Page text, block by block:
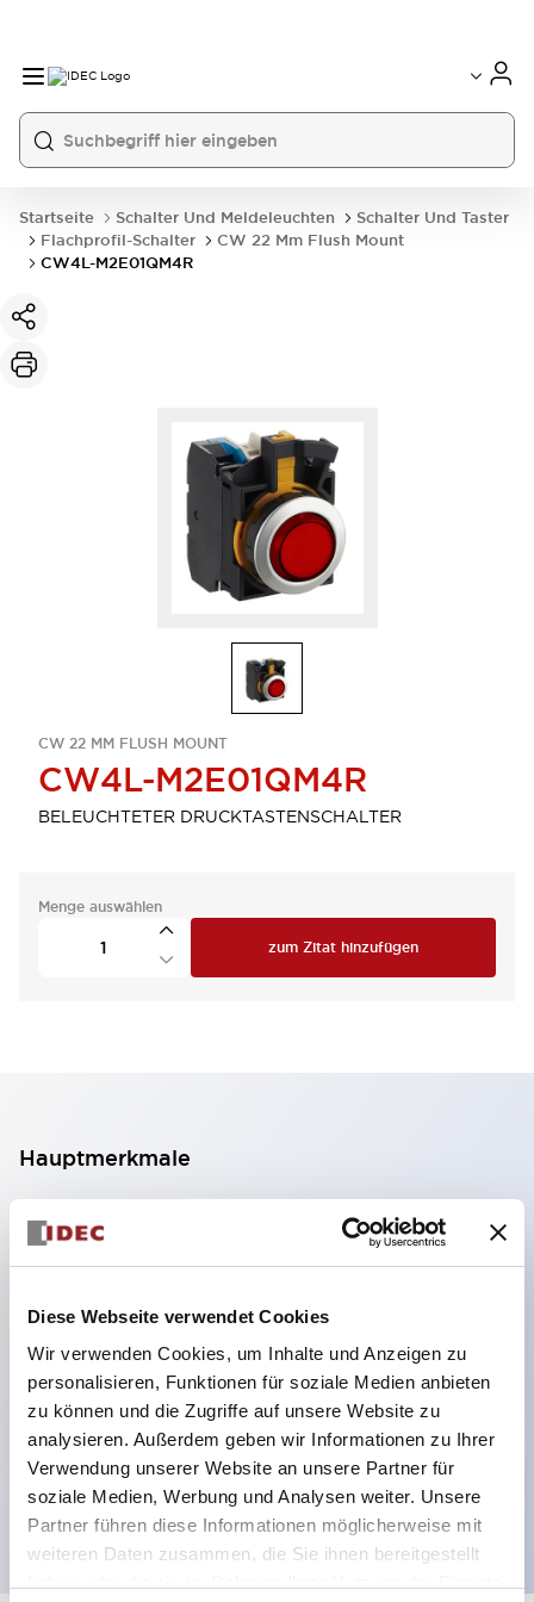
Diese Webseite verwendet Cookies
Wir verwenden Cookies, um Inhalte und Anzeigen zu
personalisieren, Funktionen für soziale Medien anbieten
zu können und die Zugriffe auf unsere Website zu
analysieren. Außerdem geben wir Informationen zu Ihrer
Verwendung unserer Website an unsere Partner für
soziale Medien, Werbung und Analysen weiter. Unsere
Partner führen diese Informationen möglicherweise mit
weiteren Daten zusammen, die Sie ihnen bereitgestellt
Startseite Schalter Und Meldeleuchten
Schalter Und Taster
Flachprofil-Schalter
CW 22 Mm Flush Mount
CW4L-M2E01QM4R
CW 22 MM FLUSH MOUNT
CW4L-M2E01QM4R
BELEUCHTETER DRUCKTASTENSCHALTER
Menge auswählen
zum Zitat hinzufügen
Hauptmerkmale
2-Kontakt-Block mit 2 Stufen, ermöglicht eine 4-
Kontakt-Konfiguration (Gewährleistung der
Paneltiefe 39,9 mm (※ 11-stufiger Kontaktblock),
59,9 mm (※ 22-stufiger Kontaktblock).
Platzsparendes Design möglich.
Sicherheitsstruktur der 3. Generation: 2-Aktions-
Freisetzung, integrierter Schutz, IP20-
Fingerschutzstruktur